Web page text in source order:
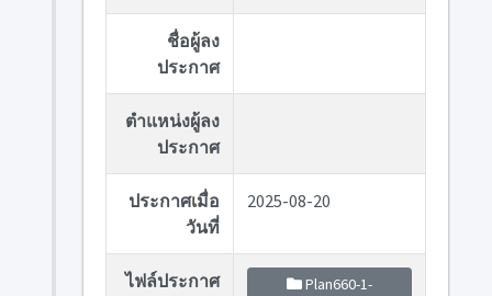
ชื่อผู้ลง
ประกาศ
ตำแหน่งผู้ลง
ประกาศ
ประกาศเมื่อ
วันที่
2025-08-20
ไฟล์ประกาศ
Plan660-1-